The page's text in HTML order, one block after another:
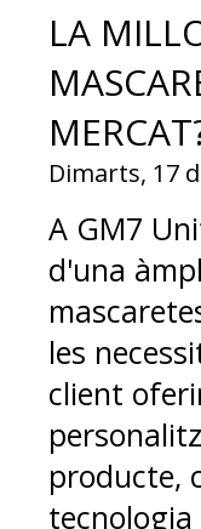
LA
Dimarts, 17
A GM7
d'una
les
client
producte,